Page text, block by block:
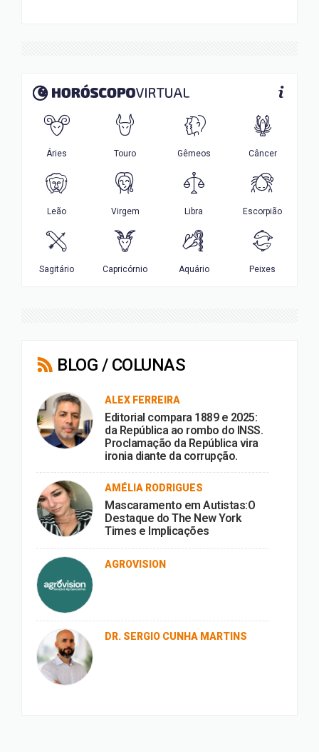
BLOG / COLUNAS
ALEX FERREIRA
Editorial compara 1889 e 2025:
da República ao rombo do INSS.
Proclamação da República vira
ironia diante da corrupção.
AMÉLIA RODRIGUES
Mascaramento em Autistas:O
Destaque do The New York
Times e Implicações
AGROVISION
DR. SERGIO CUNHA MARTINS